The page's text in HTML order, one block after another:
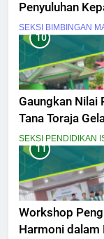
Penyuluhan
Penyandang
SEKSI BIMBINGAN
10
Gaungkan Nilai
Tana Toraja
SEKSI PENDIDIKAN
11
Workshop
Harmoni dalam